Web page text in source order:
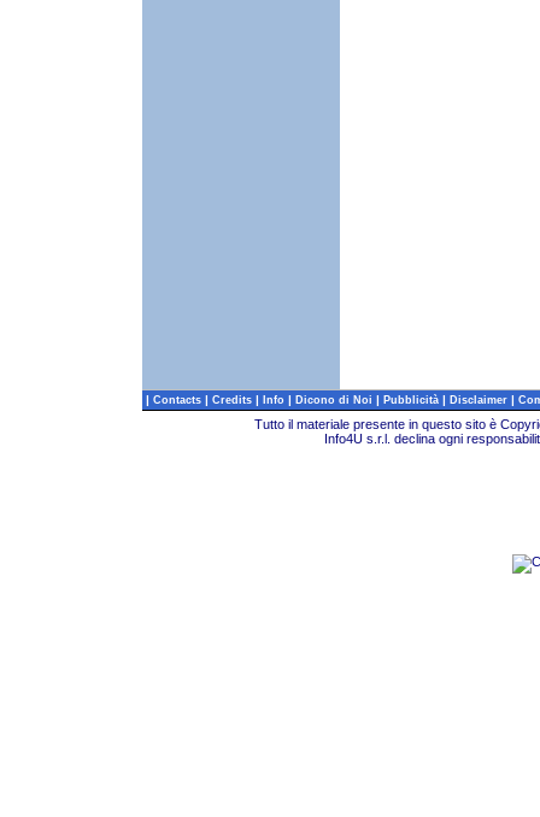
| Contacts | Credits | Info | Dicono di Noi | Pubblicità | Disclaimer |
Tutto il materiale presente in questo sito è
Info4U s.r.l. declina ogni